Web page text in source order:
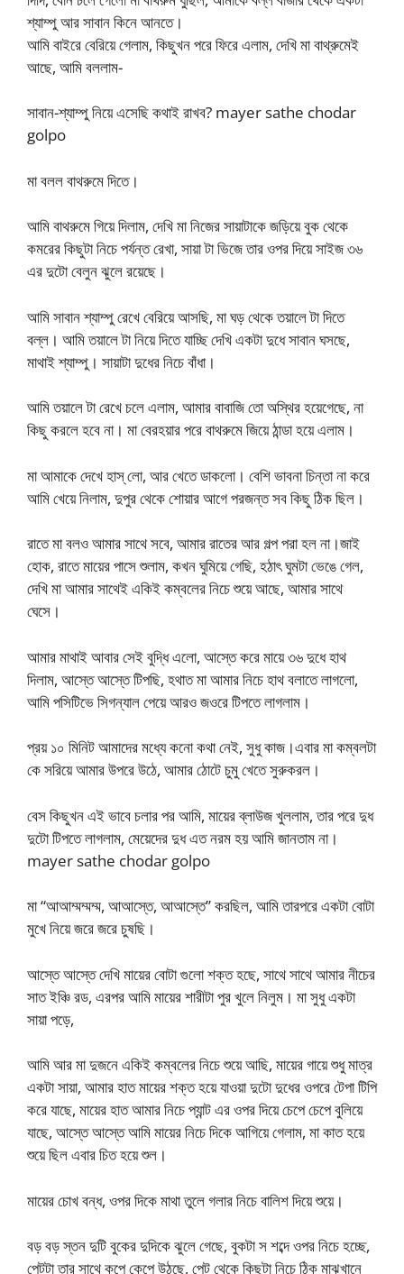
শ্যাম্পু আর সাবান কিনে আনতে।
আমি বাইরে বেরিয়ে গেলাম, কিছুখন পরে ফিরে এলাম, দেখি মা বাথ্রুমেই
আছে, আমি বললাম-
সাবান-শ্যাম্পু নিয়ে এসেছি কথাই রাখব? mayer sathe chodar
golpo
মা বলল বাথরুমে দিতে।
আমি বাথরুমে গিয়ে দিলাম, দেখি মা নিজের সায়াটাকে জড়িয়ে বুক থেকে
কমরের কিছুটা নিচে পর্যন্ত রেখা, সায়া টা ভিজে তার ওপর দিয়ে সাইজ ৩৬
এর দুটো বেলুন ঝুলে রয়েছে।
আমি সাবান শ্যাম্পু রেখে বেরিয়ে আসছি, মা ঘড় থেকে তয়ালে টা দিতে
বল্ল। আমি তয়ালে টা নিয়ে দিতে যাচ্ছি দেখি একটা দুধে সাবান ঘসছে,
মাথাই শ্যাম্পু। সায়াটা দুধের নিচে বাঁধা।
আমি তয়ালে টা রেখে চলে এলাম, আমার বাবাজি তো অস্থির হয়েগেছে, না
কিছু করলে হবে না। মা বেরহয়ার পরে বাথরুমে জিয়ে ঠান্ডা হয়ে এলাম।
মা আমাকে দেখে হাস্ লো, আর খেতে ডাকলো। বেশি ভাবনা চিন্তা না করে
আমি খেয়ে নিলাম, দুপুর থেকে শোয়ার আগে পরজন্ত সব কিছু ঠিক ছিল।
রাতে মা বলও আমার সাথে সবে, আমার রাতের আর গল্প পরা হল না।জাই
হোক, রাতে মায়ের পাসে শুলাম, কখন ঘুমিয়ে গেছি, হঠাৎ ঘুমটা ভেঙে গেল,
দেখি মা আমার সাথেই একিই কম্বলের নিচে শুয়ে আছে, আমার সাথে
ঘেসে।
আমার মাথাই আবার সেই বুদ্ধি এলো, আস্তে করে মায়ে ৩৬ দুধে হাথ
দিলাম, আস্তে আস্তে টিপছি, হথাত মা আমার নিচে হাথ বলাতে লাগলো,
আমি পসিটিভে সিগন্যাল পেয়ে আরও জওরে টিপতে লাগলাম।
প্রয় ১০ মিনিট আমাদের মধ্যে কনো কথা নেই, সুধু কাজ।এবার মা কম্বলটা
কে সরিয়ে আমার উপরে উঠে, আমার ঠোটে চুমু খেতে সুরুকরল।
বেস কিছুখন এই ভাবে চলার পর আমি, মায়ের ব্লাউজ খুললাম, তার পরে দুধ
দুটো টিপতে লাগলাম, মেয়েদের দুধ এত নরম হয় আমি জানতাম না।
mayer sathe chodar golpo
মা “আআম্মম্মম্ম, আআস্তে, আআস্তে” করছিল, আমি তারপরে একটা বোটা
মুখে নিয়ে জরে জরে চুষছি।
আস্তে আস্তে দেখি মায়ের বোটা গুলো শক্ত হছে, সাথে সাথে আমার নীচের
সাত ইঞ্চি রড, এরপর আমি মায়ের শারীটা পুর খুলে নিলুম। মা সুধু একটা
সায়া পড়ে,
আমি আর মা দুজনে একিই কম্বলের নিচে শুয়ে আছি, মায়ের গায়ে শুধু মাত্র
একটা সায়া, আমার হাত মায়ের শক্ত হয়ে যাওয়া দুটো দুধের ওপরে টেপা টিপি
করে যাছে, মায়ের হাত আমার নিচে প্যান্ট এর ওপর দিয়ে চেপে চেপে বুলিয়ে
যাছে, আস্তে আস্তে আমি মায়ের নিচে দিকে আগিয়ে গেলাম, মা কাত হয়ে
শুয়ে ছিল এবার চিত হয়ে শুল।
মায়ের চোখ বন্ধ, ওপর দিকে মাথা তুলে গলার নিচে বালিশ দিয়ে শুয়ে।
বড় বড় স্তন দুটি বুকের দুদিকে ঝুলে গেছে, বুকটা স শব্দে ওপর নিচে হচ্ছে,
পেটটা তার সাথে কপে কেপে উঠছে, পেট থেকে কিছুটা নিচে ঠিক মাঝখানে